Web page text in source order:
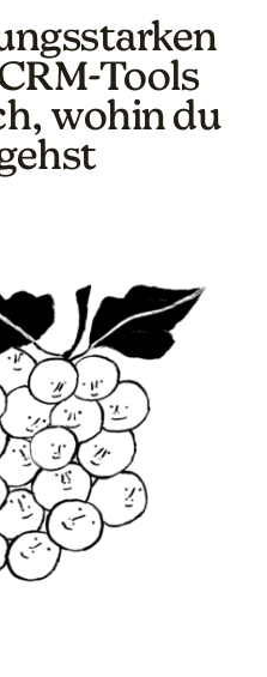
Tools
wohin du